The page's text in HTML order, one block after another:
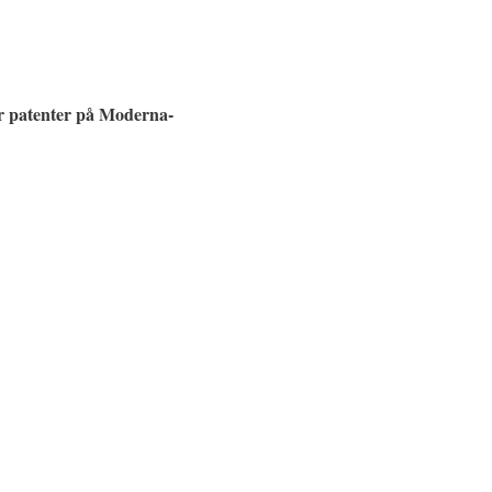
patenter på Moderna-